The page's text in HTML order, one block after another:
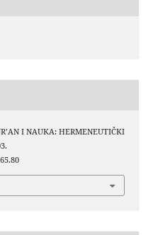
I NAUKA: HERMENEUTIČKI